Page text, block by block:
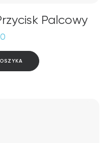
Palcowy